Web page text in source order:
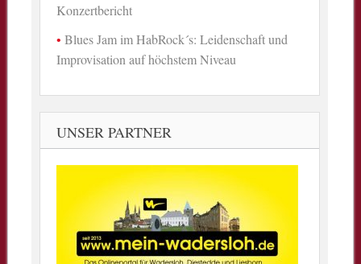
Konzertbericht
Blues Jam im HabRock´s: Leidenschaft und
Improvisation auf höchstem Niveau
UNSER PARTNER